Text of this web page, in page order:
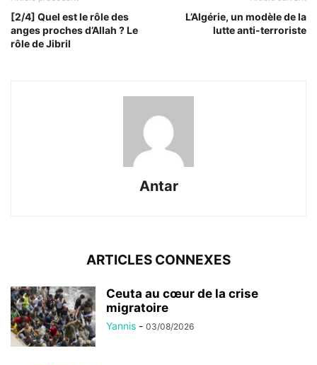
[2/4] Quel est le rôle des
anges proches d’Allah ? Le
rôle de Jibril
L’Algérie, un modèle de la
lutte anti-terroriste
Antar
ARTICLES CONNEXES
Ceuta au cœur de la crise
migratoire
Yannis - 03/08/2026